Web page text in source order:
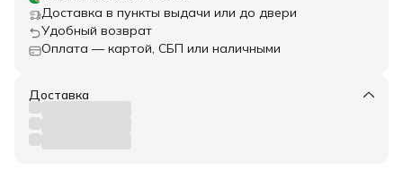
Доставка в пункты выдачи или до двери
Удобный возврат
Оплата — картой, СБП или наличными
Доставка